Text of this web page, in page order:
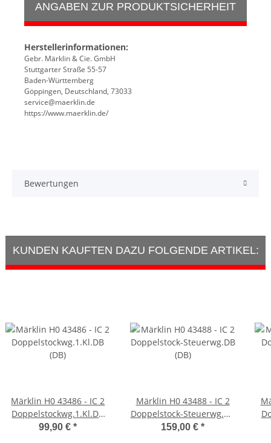
ANGABEN ZUR PRODUKTSICHERHEIT
Herstellerinformationen:
Gebr. Märklin & Cie. GmbH
Stuttgarter Straße 55-57
Baden-Württemberg
Göppingen, Deutschland, 73033
service@maerklin.de
https://www.maerklin.de/
Bewertungen
KUNDEN KAUFTEN DAZU FOLGENDE ARTIKEL:
Märklin H0 43486 - IC 2
Doppelstockwg.1.Kl.DB
(DB)
99,90 €*
Märklin H0 43488 - IC 2
Doppelstock-Steuerwg.DB
(DB)
159,00 €*